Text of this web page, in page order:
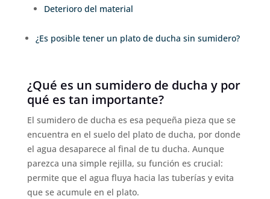
Deterioro del material
¿Es posible tener un plato de ducha sin sumidero?
¿Qué es un sumidero de ducha y por
qué es tan importante?
El sumidero de ducha es esa pequeña pieza que se
encuentra en el suelo del plato de ducha, por donde
el agua desaparece al final de tu ducha. Aunque
parezca una simple rejilla, su función es crucial:
permite que el agua fluya hacia las tuberías y evita
que se acumule en el plato.